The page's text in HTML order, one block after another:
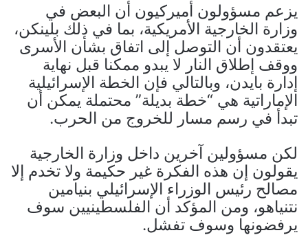
يزعم مسؤولون أميركيون أن البعض في
وزارة الخارجية الأمريكية، بما في ذلك بلينكن،
يعتقدون أن التوصل إلى اتفاق بشأن الأسرى
ووقف إطلاق النار لا يبدو ممكنا قبل نهاية
إدارة بايدن، وبالتالي فإن الخطة الإسرائيلية
الإماراتية هي “خطة بديلة” محتملة يمكن أن
تبدأ في رسم مسار للخروج من الحرب.
لكن مسؤولين آخرين داخل وزارة الخارجية
يقولون إن هذه الفكرة غير حكيمة ولا تخدم إلا
مصالح رئيس الوزراء الإسرائيلي بنيامين
نتنياهو، ومن المؤكد أن الفلسطينيين سوف
يرفضونها وسوف تفشل.